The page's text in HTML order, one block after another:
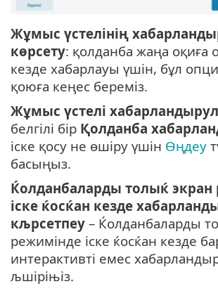
Жұмыс үстелінің
көрсету: қолданба жаңа оқиға
кезде хабарлауы үшін, бұл
қоюға кеңес береміз.
Жұмыс үстелі
белгілі бір Қолданба
іске қосу не өшіру үшін Өңдеу
басыңыз.
Ќолданбаларды толыќ экран
іске ќосќан кезде
кљрсетпеу – Ќолданбаларды
режимінде іске ќосќан кезде
интерактивті емес
љшіріњіз.